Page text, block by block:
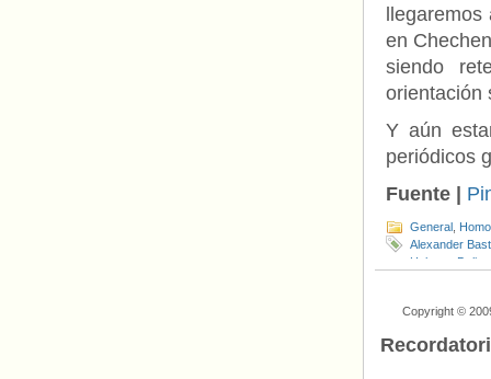
en
siendo
orientación
Y aún
periódicos
Fuente |
General
Alexander
Holtgen
Copyright ©